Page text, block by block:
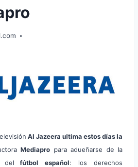
Al Jazeera ultima estos días la
Mediapro para adueñarse de la
del fútbol español: los derechos